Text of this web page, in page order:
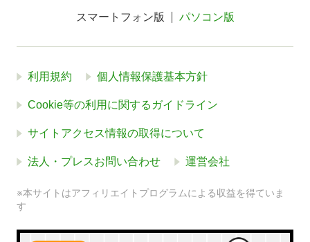
スマートフォン版 パソコン版
利用規約 個人情報保護基本方針
Cookie等の利用に関するガイドライン
サイトアクセス情報の取得について
法人・プレスお問い合わせ 運営会社
※本サイトはアフィリエイトプログラムによる収益を得ていま
す